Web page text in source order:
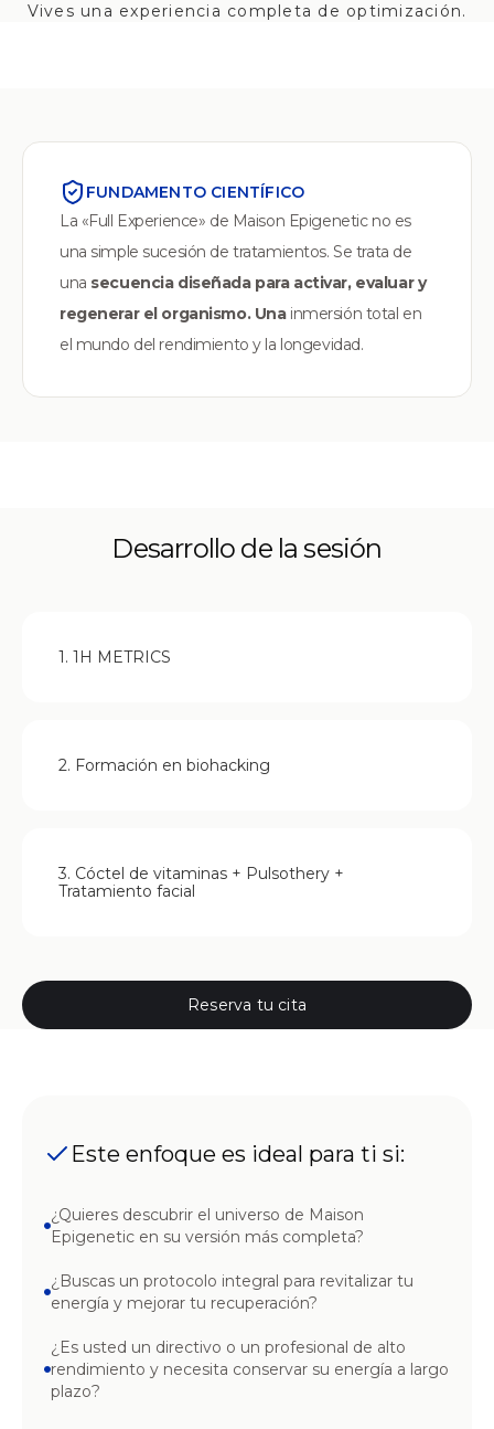
Vives una experiencia completa de optimización.
FUNDAMENTO CIENTÍFICO
La «Full Experience» de Maison Epigenetic no es
una simple sucesión de tratamientos. Se trata de
una secuencia diseñada para activar, evaluar y
regenerar el organismo. Una inmersión total en
el mundo del rendimiento y la longevidad.
Desarrollo de la sesión
1. 1H METRICS
2. Formación en biohacking
3. Cóctel de vitaminas + Pulsothery +
Tratamiento facial
Reserva tu cita
Este enfoque es ideal para ti si:
¿Quieres descubrir el universo de Maison
Epigenetic en su versión más completa?
¿Buscas un protocolo integral para revitalizar tu
energía y mejorar tu recuperación?
¿Es usted un directivo o un profesional de alto
rendimiento y necesita conservar su energía a largo
plazo?